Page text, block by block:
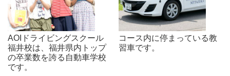
AOIドライビングスクール
福井校は、福井県内トップ
の卒業数を誇る自動車学校
です。
コース内に停まっている教
習車です。